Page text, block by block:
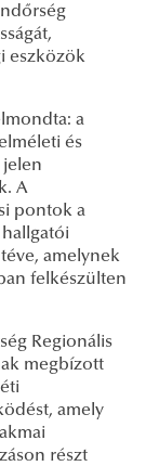
eszközök
a
és
jelen
A
pontok a
amelynek
felkészülten
Regionális
megbízott
amely
részt